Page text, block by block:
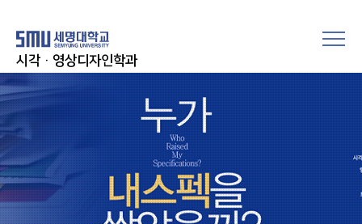
시각·영상디자인학과